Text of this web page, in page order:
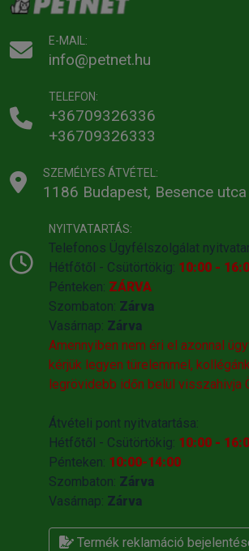
E-MAIL:
info@petnet.hu
TELEFON:
+36709326336
+36709326333
SZEMÉLYES ÁTVÉTEL:
1186 Budapest, Besence utca
NYITVATARTÁS:
Telefonos Ügyfélszolgálat
Hétfőtől - Csütörtökig: 10:00 -
Pénteken: ZÁRVA
Szombaton: Zárva
Vasárnap: Zárva
Amennyiben nem éri el azonnal
kérjük legyen türelemmel,
legrövidebb időn belül visszahivja
Átvételi pont nyitvatartása:
Hétfőtől - Csütörtökig: 10:00 -
Pénteken: 10:00-14:00
Szombaton: Zárva
Vasárnap: Zárva
Termék reklamáció